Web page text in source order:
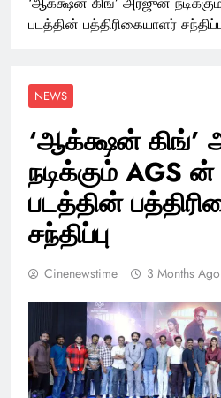
படத்தின் பத்திரிகையாளர்
NEWS
‘ஆக்க்ஷன் கிங்’
நடிக்கும் AGS ன்
படத்தின்
சந்திப்பு
Cinenewstime 3 Months Ago